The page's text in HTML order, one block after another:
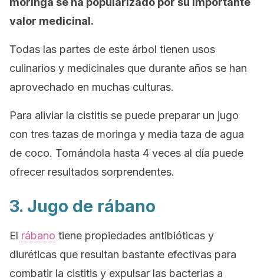
valor medicinal.
Todas las partes de este árbol tienen usos
culinarios y medicinales que durante años se han
aprovechado en muchas culturas.
Para aliviar la cistitis se puede preparar un jugo
con tres tazas de moringa y media taza de agua
de coco. Tomándola hasta 4 veces al día puede
ofrecer resultados sorprendentes.
3. Jugo de rábano
El rábano tiene propiedades antibióticas y
diuréticas que resultan bastante efectivas para
combatir la cistitis y expulsar las bacterias a